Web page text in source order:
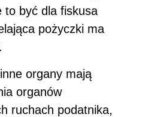
to być dla fiskusa
pożyczki ma
organy mają
organów
ruchach podatnika,